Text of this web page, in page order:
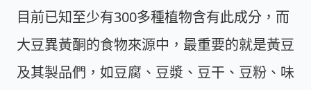
目前已知至少有300多種植物含有此成分，而
大豆異黃酮的食物來源中，最重要的就是黃豆
及其製品們，如豆腐、豆漿、豆干、豆粉、味